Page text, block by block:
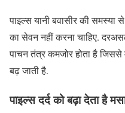
पाइल्स यानी बवासीर की समस्या
का सेवन नहीं करना चाहिए.
पाचन तंत्र कमजोर होता है जिससे
बढ़ जाती है.
पाइल्स दर्द को बढ़ा देता है